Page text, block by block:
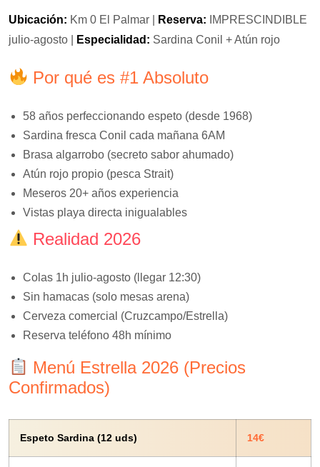
Ubicación: Km 0 El Palmar | Reserva: IMPRESCINDIBLE
julio-agosto |
Especialidad: Sardina Conil + Atún rojo
Por qué es #1 Absoluto
58 años perfeccionando espeto (desde 1968)
Sardina fresca Conil cada mañana 6AM
Brasa algarrobo (secreto sabor ahumado)
Atún rojo propio (pesca Strait)
Meseros 20+ años experiencia
Vistas playa directa inigualables
Realidad 2026
Colas 1h julio-agosto (llegar 12:30)
Sin hamacas (solo mesas arena)
Cerveza comercial (Cruzcampo/Estrella)
Reserva teléfono 48h mínimo
Menú Estrella 2026 (Precios
Confirmados)
Espeto Sardina (12 uds) 14€